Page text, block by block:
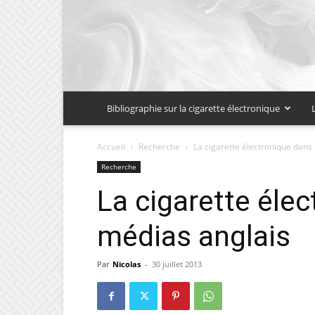
Bibliographie sur la cigarette électronique
Accueil Recherche La cigarette électronique
Recherche
La cigarette
médias anglais
Par Nicolas - 30 juillet 2013